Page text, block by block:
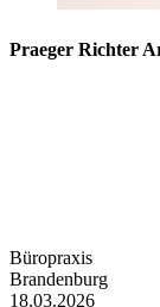
Praeger Richter
Büropraxis
Brandenburg
18.03.2026